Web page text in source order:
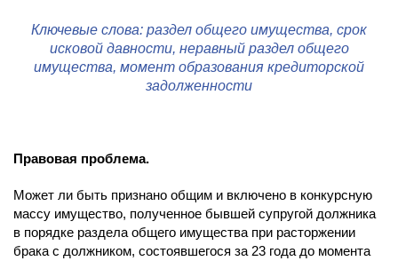
Ключевые слова: раздел общего имущества, срок
исковой давности, неравный раздел общего
имущества, момент образования кредиторской
задолженности
Правовая проблема.
Может ли быть признано общим и включено в конкурсную
массу имущество, полученное бывшей супругой должника
в порядке раздела общего имущества при расторжении
брака с должником, состоявшегося за 23 года до момента